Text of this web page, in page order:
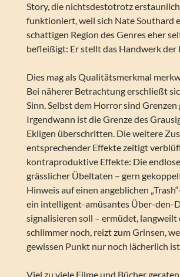
Story, die nichtsdestotrotz
funktioniert, weil sich Nate Southard
schattigen Region des Genres eher
befleißigt: Er stellt das Handwerk der
Dies mag als Qualitätsmerkmal
Bei näherer Betrachtung erschließt
Sinn. Selbst dem Horror sind Grenzen
Irgendwann ist die Grenze des
Ekligen überschritten. Die weitere
entsprechender Effekte zeitigt
kontraproduktive Effekte: Die
grässlicher Übeltaten – gern
Hinweis auf einen angeblichen
ein intelligent-amüsantes Über-den-
signalisieren soll – ermüdet, langweilt
schlimmer noch, reizt zum Grinsen,
gewissen Punkt nur noch lächerlich
Viel zu viele Filme und Bücher geraten